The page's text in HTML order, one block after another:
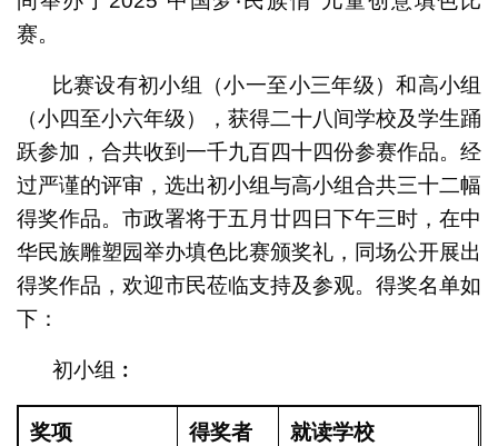
赛。
比赛设有初小组（小一至小三年级）和高小组
（小四至小六年级），获得二十八间学校及学生踊
跃参加，合共收到一千九百四十四份参赛作品。经
过严谨的评审，选出初小组与高小组合共三十二幅
得奖作品。市政署将于五月廿四日下午三时，在中
华民族雕塑园举办填色比赛颁奖礼，同场公开展出
得奖作品，欢迎市民莅临支持及参观。得奖名单如
下：
初小组︰
奖项 得奖者 就读学校